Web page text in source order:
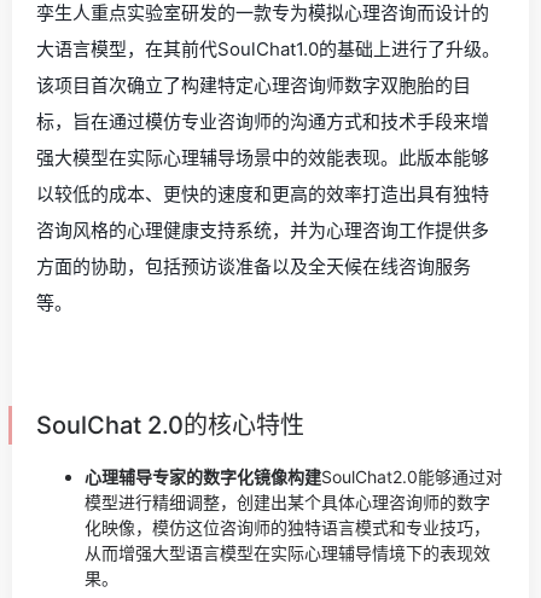
孪生人重点实验室研发的一款专为模拟心理咨询而设计的
大语言模型，在其前代SoulChat1.0的基础上进行了升级。
该项目首次确立了构建特定心理咨询师数字双胞胎的目
标，旨在通过模仿专业咨询师的沟通方式和技术手段来增
强大模型在实际心理辅导场景中的效能表现。此版本能够
以较低的成本、更快的速度和更高的效率打造出具有独特
咨询风格的心理健康支持系统，并为心理咨询工作提供多
方面的协助，包括预访谈准备以及全天候在线咨询服务
等。
SoulChat 2.0的核心特性
心理辅导专家的数字化镜像构建SoulChat2.0能够通过对
模型进行精细调整，创建出某个具体心理咨询师的数字
化映像，模仿这位咨询师的独特语言模式和专业技巧，
从而增强大型语言模型在实际心理辅导情境下的表现效
果。